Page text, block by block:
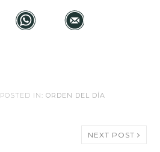
POSTED IN:ORDEN DEL DÍA
NEXT POST